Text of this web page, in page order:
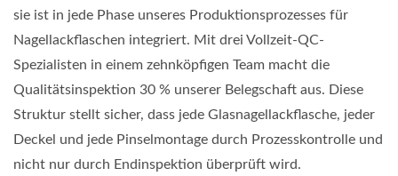
sie ist in jede Phase unseres Produktionsprozesses für
Nagellackflaschen integriert. Mit drei Vollzeit-QC-
Spezialisten in einem zehnköpfigen Team macht die
Qualitätsinspektion 30 % unserer Belegschaft aus. Diese
Struktur stellt sicher, dass jede Glasnagellackflasche, jeder
Deckel und jede Pinselmontage durch Prozesskontrolle und
nicht nur durch Endinspektion überprüft wird.